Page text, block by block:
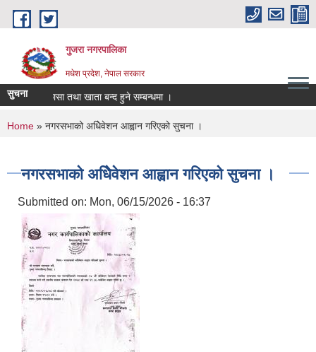
Skip to main content
गुजरा नगरपालिका
मधेश प्रदेश, नेपाल सरकार
सुचनानिकासा तथा खाता बन्द हुने सम्बन्धमा ।
You are here
Home » नगरसभाको अधिेवेशन आह्वान गरिएको सुचना ।
नगरसभाको अधिेवेशन आह्वान गरिएको सुचना ।
Submitted on: Mon, 06/15/2026 - 16:37